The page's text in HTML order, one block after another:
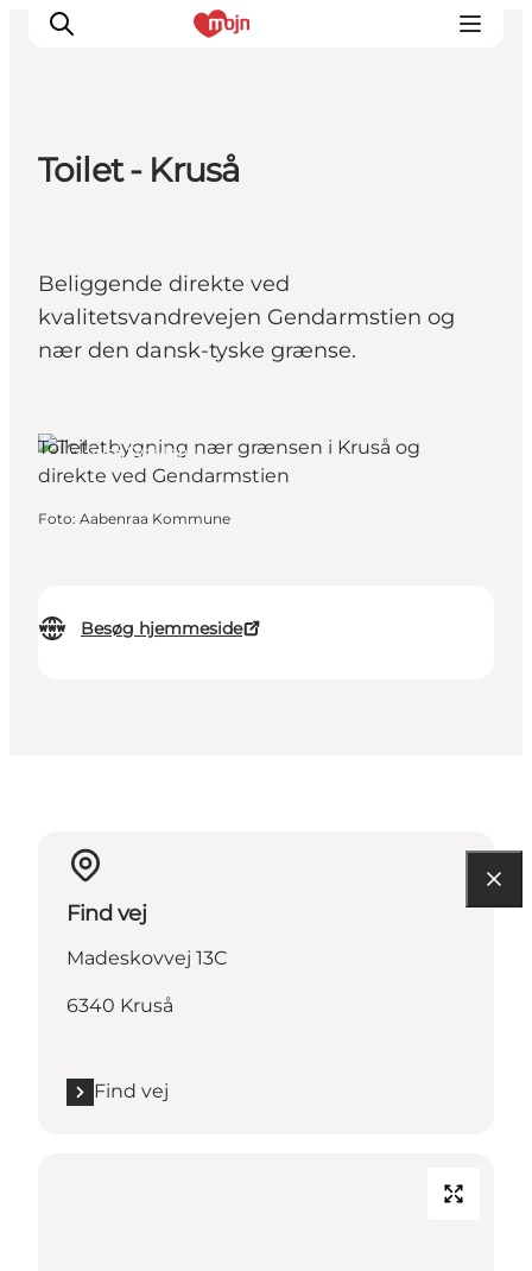
Det sker
Overnatning
Planlæg din ferie
Toilet - Kruså
Beliggende direkte ved
kvalitetsvandrevejen Gendarmstien og
nær den dansk-tyske grænse.
Besøg hjemmeside
Kruså, Sydjylland
Toilet
Foto: Aabenraa Kommune
Find vej
Madeskovvej 13C
6340 Kruså
Find vej